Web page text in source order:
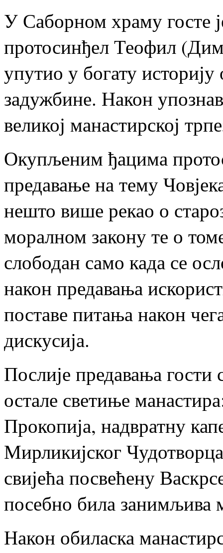
У Саборном храму госте
протосинђел Теофил
упутио у богату
задужбине. Након
великој манастирској
Окупљеним ђацима
предавање на тему
нешто више рекао о
моралном закону те о
слободан само када се
након предавања
поставе питања након
дискусија.
Послије предавања
остале светиње
Прокопија, надвратну
Мирликијског
свијећа посвећену
посебно била занимљива
Након обиласка